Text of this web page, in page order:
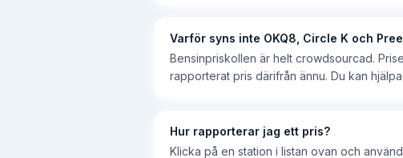
Varför syns inte OKQ8, Circle K och
Bensinpriskollen är helt crowdsourcad.
rapporterat pris därifrån ännu. Du kan
Hur rapporterar jag ett pris?
Klicka på en station i listan ovan och